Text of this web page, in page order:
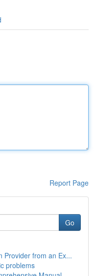
Report Page
Go
Provider from an Ex...
problems